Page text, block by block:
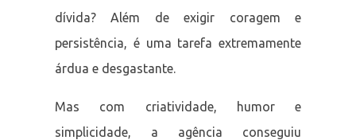
dívida? Além de exigir coragem e
persistência, é uma tarefa extremamente
árdua e desgastante.
Mas com criatividade, humor e
simplicidade, a agência conseguiu